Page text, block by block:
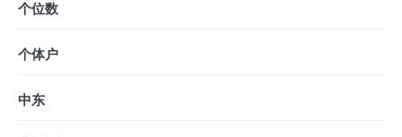
个位数
个体户
中东